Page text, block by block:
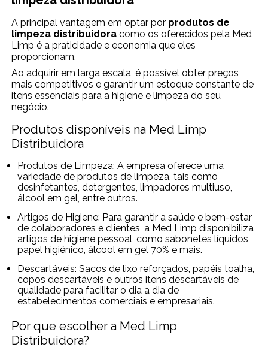
A principal vantagem em optar por produtos de
limpeza distribuidora como os oferecidos pela Med
Limp é a praticidade e economia que eles
proporcionam.
Ao adquirir em larga escala, é possível obter preços
mais competitivos e garantir um estoque constante de
itens essenciais para a higiene e limpeza do seu
negócio.
Produtos disponíveis na Med Limp
Distribuidora
Produtos de Limpeza: A empresa oferece uma
variedade de produtos de limpeza, tais como
desinfetantes, detergentes, limpadores multiuso,
álcool em gel, entre outros.
Artigos de Higiene: Para garantir a saúde e bem-estar
de colaboradores e clientes, a Med Limp disponibiliza
artigos de higiene pessoal, como sabonetes líquidos,
papel higiênico, álcool em gel 70% e mais.
Descartáveis: Sacos de lixo reforçados, papéis toalha,
copos descartáveis e outros itens descartáveis de
qualidade para facilitar o dia a dia de
estabelecimentos comerciais e empresariais.
Por que escolher a Med Limp
Distribuidora?